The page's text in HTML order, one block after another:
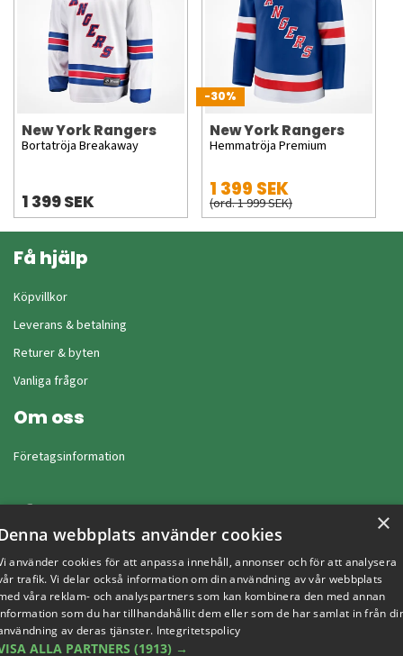
New York Rangers
Bortatröja Breakaway
1 399 SEK
-30%
New York Rangers
Hemmatröja Premium
1 399 SEK
(ord. 1 999 SEK)
Få hjälp
Köpvillkor
Leverans & betalning
Returer & byten
Vanliga frågor
Om oss
Företagsinformation
×
webbplats använder cookies
använder cookies för att anpassa innehåll, annonser och för att analysera
trafik. Vi delar också information om din användning av vår webbplats
våra reklam- och analyspartners som kan kombinera den med annan
som du har tillhandahållit dem eller som de har samlat in från
av deras tjänster. Integritetspolicy
ALLA PARTNERS (1913) →